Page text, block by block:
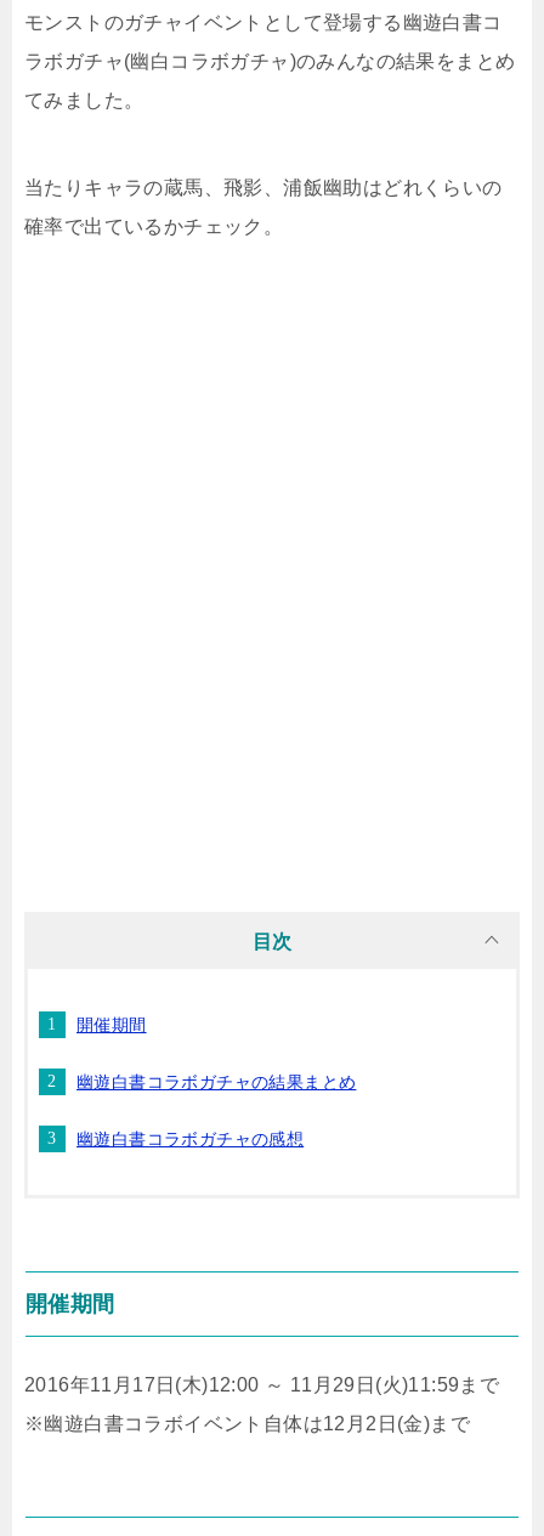
モンストのガチャイベントとして登場する幽遊白書コ
ラボガチャ(幽白コラボガチャ)のみんなの結果をまとめ
てみました。
当たりキャラの蔵馬、飛影、浦飯幽助はどれくらいの
確率で出ているかチェック。
目次
開催期間
幽遊白書コラボガチャの結果まとめ
幽遊白書コラボガチャの感想
開催期間
2016年11月17日(木)12:00 ～ 11月29日(火)11:59まで
※幽遊白書コラボイベント自体は12月2日(金)まで